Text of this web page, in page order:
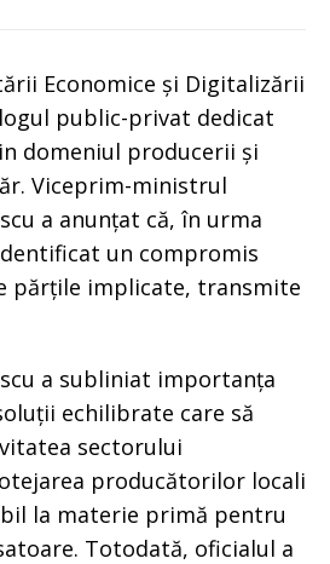
Economice și Digitalizării
public-privat dedicat
domeniul producerii și
Viceprim-ministrul
a anunțat că, în urma
un compromis
părțile implicate, transmite
a subliniat importanța
echilibrate care să
sectorului
producătorilor locali
la materie primă pentru
Totodată, oficialul a